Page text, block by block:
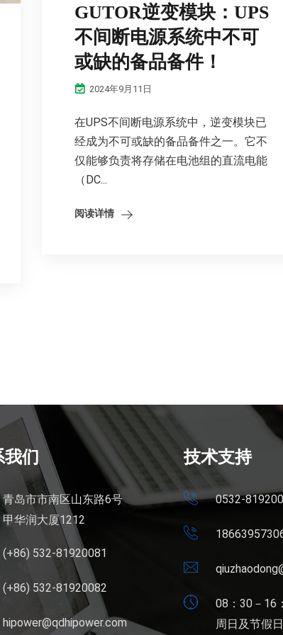
GUTOR逆变模块：UPS
不间断电源系统中不可
或缺的备品备件！
2024年9月11日
在UPS不间断电源系统中，逆变模块已
经成为不可或缺的备品备件之一。它不
仅能够负责将存储在电池组的直流电能
（DC...
阅读详情
我们
青岛市市南区山东路6号
甲华润大厦1212
(+86) 532-81920081
(+86) 532-81920082
hipower@qdhipower.com
技术支持
0532-
08：30－16
周日及节假